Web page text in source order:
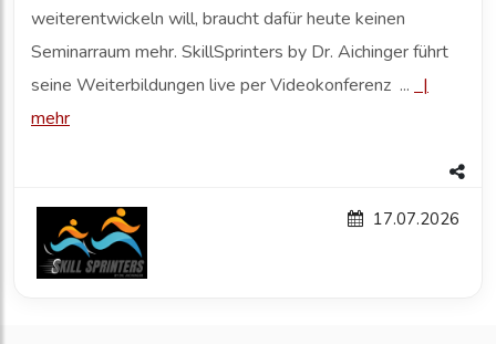
weiterentwickeln will, braucht dafür heute keinen
Seminarraum mehr. SkillSprinters by Dr. Aichinger führt
seine Weiterbildungen live per Videokonferenz ...
|
mehr
17.07.2026